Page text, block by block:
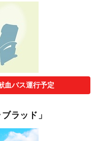
血バス運行予定
ラッド」